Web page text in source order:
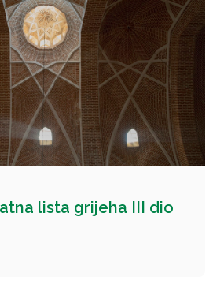
lista grijeha III dio